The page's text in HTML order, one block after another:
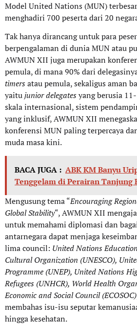
Model United Nations (MUN)
menghadiri 700 peserta dari 20
Tak hanya dirancang untuk para
berpengalaman di dunia MUN atau
AWMUN XII juga merupakan
pemula, di mana 90% dari
timersatau pemula, sekaligus aman
yaitujunior delegatesyang berusia
skala internasional, sistem
yang inklusif, AWMUN XII
konferensi MUN paling terpercaya
muda masa kini.
BACA JUGA : ABK KM Banyu
Tenggelam di Perairan Tanjung
Mengusung tema “Encouraging
Global Stability“, AWMUN XII
untuk memahami diplomasi dan
antarnegara dapat menjaga
lima council: United Nations
Cultural Organization (UNESCO),
Programme (UNEP), United Nations
Refugees (UNHCR), World Health
Economic and Social Council (ECOSOC)
membahas isu-isu seputar
hingga kesehatan.